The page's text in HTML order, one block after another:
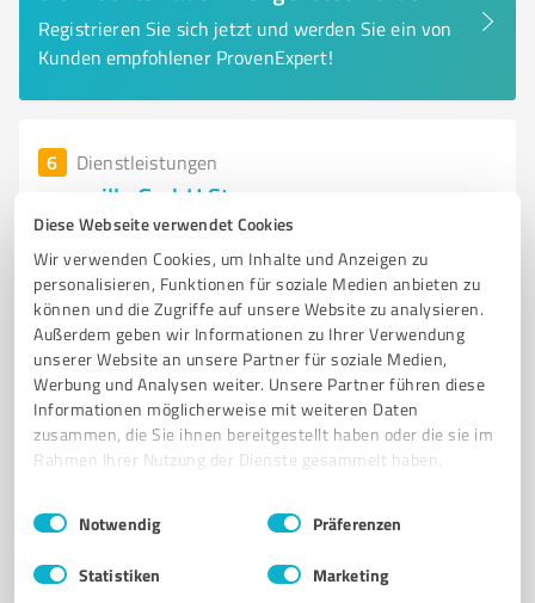
Diese Webseite verwendet Cookies
Wir verwenden Cookies, um Inhalte und Anzeigen zu
personalisieren, Funktionen für soziale Medien anbieten zu
können und die Zugriffe auf unsere Website zu analysieren.
Außerdem geben wir Informationen zu Ihrer Verwendung
unserer Website an unsere Partner für soziale Medien,
Werbung und Analysen weiter. Unsere Partner führen diese
Informationen möglicherweise mit weiteren Daten
zusammen, die Sie ihnen bereitgestellt haben oder die sie im
Rahmen Ihrer Nutzung der Dienste gesammelt haben.
Impressum Datenschutzbestimmungen
Einwilligungsauswahl
Notwendig Präferenzen
Statistiken Marketing
Registrieren Sie sich jetzt und werden Sie ein von
Kunden empfohlener ProvenExpert!
6 Dienstleistungen
aquavilla GmbH St
Wasserversorgung und Dienstleistungen der aquavilla
GmbH in St. Georgen
WASSERVERSORGUNG WASSERQUALITÄT BETRIEBSFÜHRUNG
EIGENWASSERVERSORGUNG NOTRUF ST. GEORGEN BERATUNG
AQUAVILLA GMBH
Bahnhofstraße 2, 78112 St. Georgen
5,00 / 5,00
1 Bewertung (1 Quelle)